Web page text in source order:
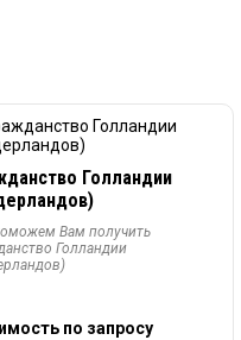
Голландии
Вам получить
Голландии
по запросу